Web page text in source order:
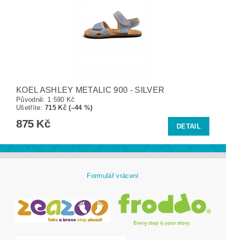
KOEL ASHLEY METALIC 900 - SILVER
Původně: 1 590 Kč
Ušetříte:715 Kč (–44 %)
875 Kč DETAIL
Formulář vrácení